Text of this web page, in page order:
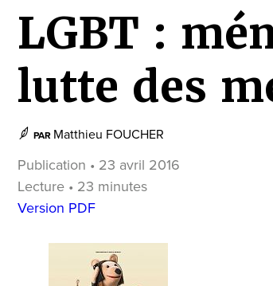
LGBT :
lutte des
PAR Matthieu FOUCHER
Publication • 23 avril 2016
Lecture • 23 minutes
Version PDF